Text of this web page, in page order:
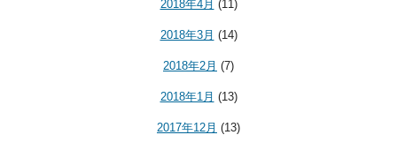
2018年4月 (11)
2018年3月 (14)
2018年2月 (7)
2018年1月 (13)
2017年12月 (13)